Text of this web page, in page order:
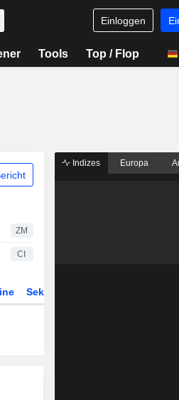
Einloggen
Tools Top / Flop
ZM
CI
Sektor
Indizes Europa